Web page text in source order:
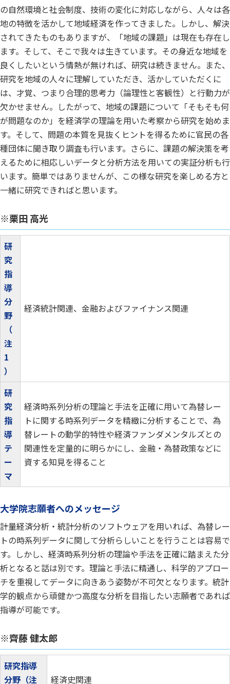
の自然環境と社会制度、技術の変化に対応しながら、人々は各
地の特徴を活かして地域経済を作ってきました。しかし、解決
されてきたものもありますが、「地域の課題」は現在も存在し
ます。そして、そこで我々は生きています。その身近な地域を
良くしたいという情熱が無ければ、研究は続きません。また、
研究を地域の人々に理解していただき、活かしていただくに
は、才覚、つまり合理的思考力（論理性と客観性）と行動力が
欠かせません。したがって、地域の課題について「そもそも何
が問題なのか」を経済学の理論を用いた考察から研究を始めま
す。そして、問題の本質を見抜くヒントを得るために官民の各
種団体に聞き取り調査も行います。さらに、課題の解決策を考
えるために相応しいデータと分析方法を用いての実証分析も行
います。簡単ではありませんが、この様な研究を楽しめる方と
一緒に研究できればと思います。
※栗田 高光
研
究
指
導
分
野
（
注
1
）
経済統計関連、金融およびファイナンス関連
研
究
指
導
テ
ー
マ
経済時系列分析の理論と手法を正確に用いて為替レー
トに関する時系列データを精緻に分析することで、為
替レートの動学的特性や経済ファンダメンタルズとの
関連性を定量的に明らかにし、金融・為替政策などに
資する知見を得ること
大学院志願者へのメッセージ
計量経済分析・統計分析のソフトウェアを用いれば、為替レー
トの時系列データに関して分析らしいことを行うことは容易で
す。しかし、経済時系列分析の理論や手法を正確に踏まえた分
析となると話は別です。理論と手法に精通し、科学的アプロー
チを重視してデータに向きあう姿勢が不可欠となります。統計
学的観点から頑健かつ高度な分析を目指したい志願者であれば
指導が可能です。
※齊藤 健太郎
研究指導
分野（注
経済史関連